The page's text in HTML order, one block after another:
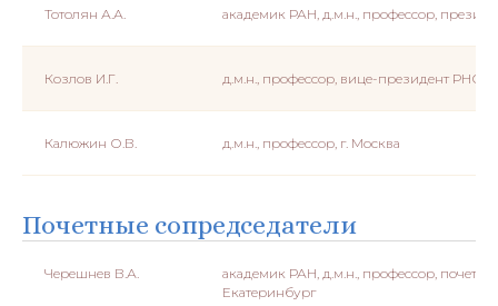
Тотолян А.А. академик РАН, д.м.н., профессор,
Козлов И.Г. д.м.н., профессор, вице-президент РНОИ,
Калюжин О.В. д.м.н., профессор, г. Москва
Почетные сопредседатели
Черешнев В.А.
академик РАН, д.м.н., профессор,
Екатеринбург